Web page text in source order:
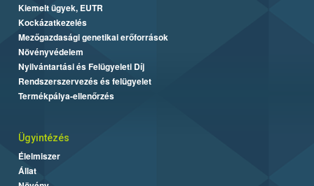
Kiemelt ügyek, EUTR
Kockázatkezelés
Mezőgazdasági genetikai erőforrások
Növényvédelem
Nyilvántartási és Felügyeleti Díj
Rendszerszervezés és felügyelet
Termékpálya-ellenőrzés
Ügyintézés
Élelmiszer
Állat